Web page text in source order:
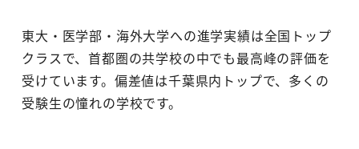
東大・医学部・海外大学への進学実績は全国トップ
クラスで、首都圏の共学校の中でも最高峰の評価を
受けています。偏差値は千葉県内トップで、多くの
受験生の憧れの学校です。